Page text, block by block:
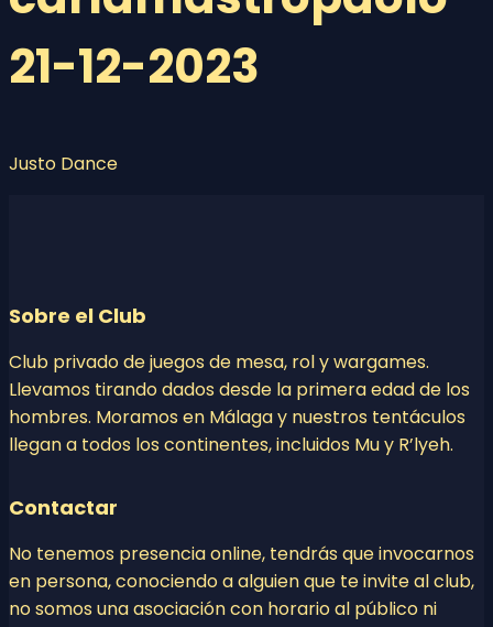
21-12-2023
Justo Dance
Sobre el Club
Club privado de juegos de mesa, rol y wargames.
Llevamos tirando dados desde la primera edad de los
hombres. Moramos en Málaga y nuestros tentáculos
llegan a todos los continentes, incluidos Mu y R’lyeh.
Contactar
No tenemos presencia online, tendrás que invocarnos
en persona, conociendo a alguien que te invite al club,
no somos una asociación con horario al público ni